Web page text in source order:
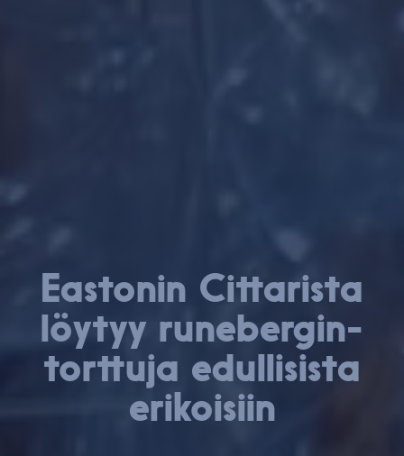
Eastonin Cittarista
löytyy ru­ne­ber­gin­
tort­tu­ja edul­li­sis­ta
erikoisiin